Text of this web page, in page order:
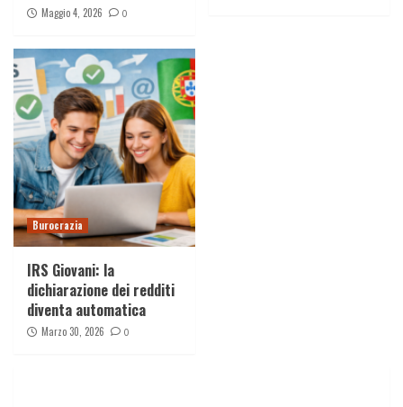
Maggio 4, 2026 0
Burocrazia
IRS Giovani: la
dichiarazione dei redditi
diventa automatica
Marzo 30, 2026 0